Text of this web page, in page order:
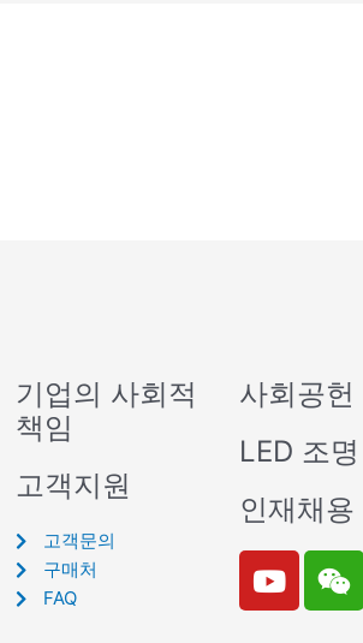
기업의 사회적
책임
고객지원
고객문의
구매처
FAQ
사회공헌
LED 조명
인재채용
Y
o
W
e